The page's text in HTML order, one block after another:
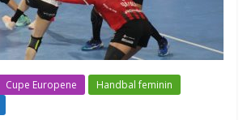
d
e
Cupe Europene
Handbal feminin